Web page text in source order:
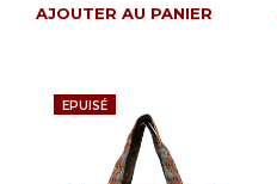
AJOUTER AU PANIER
EPUISÉ